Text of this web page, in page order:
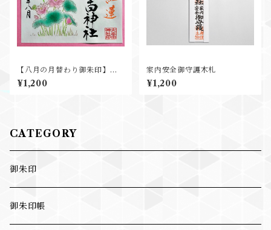
【八月の月替わり御朱印】
「紅蓮」
¥1,200
家内安全御守護木札
¥1,200
CATEGORY
御朱印
御朱印帳